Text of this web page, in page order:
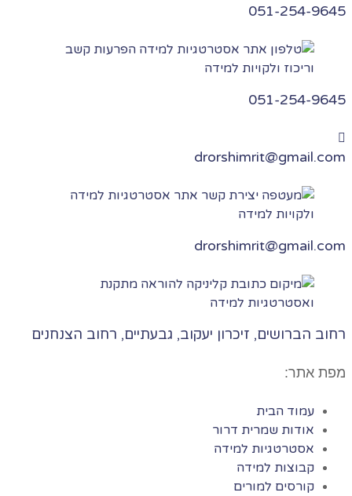
051-254-9645
051-254-9645
drorshimrit@gmail.com
drorshimrit@gmail.com​
רחוב הברושים, זיכרון יעקוב, גבעתיים, רחוב הצנחנים
מפת אתר:
עמוד הבית
אודות שמרית דרור
אסטרטגיות למידה
קבוצות למידה
קורסים למורים